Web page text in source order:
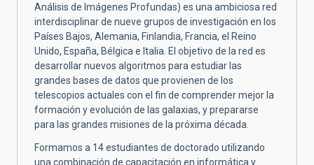
Análisis de Imágenes Profundas) es una ambiciosa red
interdisciplinar de nueve grupos de investigación en los
Países Bajos, Alemania, Finlandia, Francia, el Reino
Unido, España, Bélgica e Italia. El objetivo de la red es
desarrollar nuevos algoritmos para estudiar las
grandes bases de datos que provienen de los
telescopios actuales con el fin de comprender mejor la
formación y evolución de las galaxias, y prepararse
para las grandes misiones de la próxima década.
Formamos a 14 estudiantes de doctorado utilizando
una combinación de capacitación en informática y